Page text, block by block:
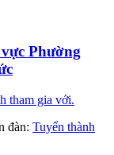
Phường
tham gia với.
đàn: Tuyển thành